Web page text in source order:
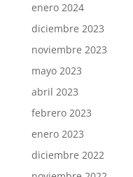
enero 2024
diciembre 2023
noviembre 2023
mayo 2023
abril 2023
febrero 2023
enero 2023
diciembre 2022